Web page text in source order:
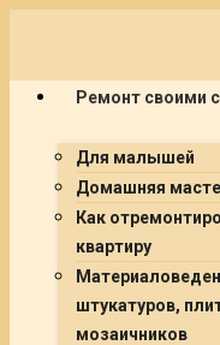
Ремонт своими
Для малышей
Домашняя
Как
квартиру
штукатуров,
мозаичников